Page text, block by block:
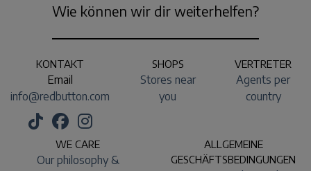
Wie können wir dir weiterhelfen?
KONTAKT
Email
info@redbutton.com
SHOPS
Stores near
you
VERTRETER
Agents per
country
WE CARE
Our philosophy &
ALLGEMEINE
GESCHÄFTSBEDINGUNGEN